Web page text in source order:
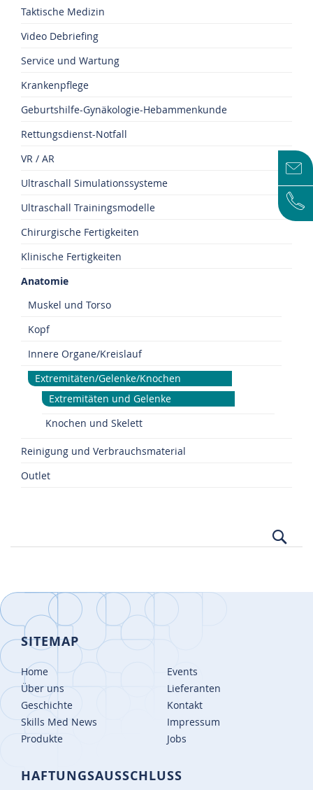
Taktische Medizin
Video Debriefing
Service und Wartung
Krankenpflege
Geburtshilfe-Gynäkologie-Hebammenkunde
Rettungsdienst-Notfall
VR / AR
Ultraschall Simulationssysteme
Ultraschall Trainingsmodelle
Chirurgische Fertigkeiten
Klinische Fertigkeiten
Anatomie
Muskel und Torso
Kopf
Innere Organe/Kreislauf
Extremitäten/Gelenke/Knochen
Extremitäten und Gelenke
Knochen und Skelett
Reinigung und Verbrauchsmaterial
Outlet
SITEMAP
Home
Über uns
Geschichte
Skills Med News
Produkte
Events
Lieferanten
Kontakt
Impressum
Jobs
HAFTUNGSAUSSCHLUSS